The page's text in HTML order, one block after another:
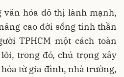
văn hóa đô thị lành mạnh,
cao đời sống tinh thần
TPHCM một cách toàn
trong đó, chú trọng xây
từ gia đình, nhà trường,